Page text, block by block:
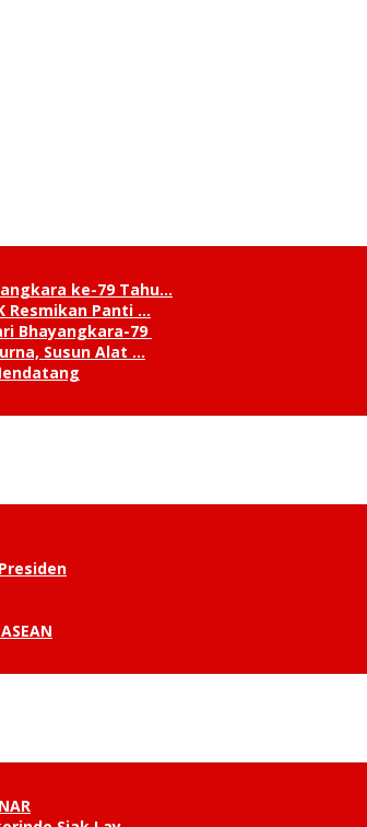
ke-79 Tahu…
Resmikan Panti …
Bhayangkara-79
Susun Alat …